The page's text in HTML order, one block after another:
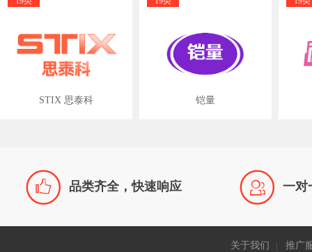
STIX 思泰科 铠量
 品类齐全，快速响应  一对
关于我们 推广